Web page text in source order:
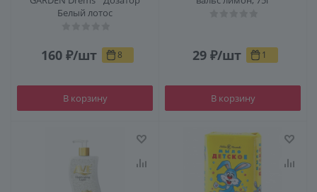
Белый лотос
160 ₽/шт 8
В корзину
29 ₽/шт 1
В корзину